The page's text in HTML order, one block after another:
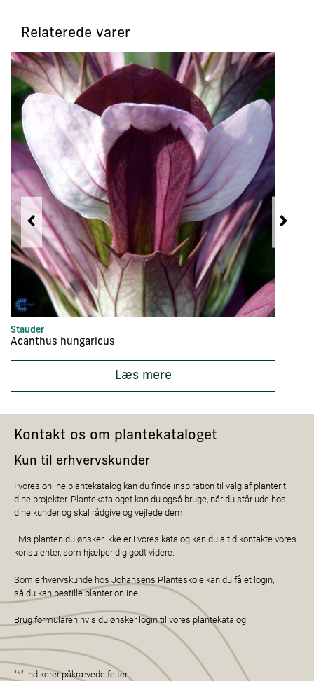
Relaterede varer
Stauder
Acanthus hungaricus
Læs mere
Kontakt os om plantekataloget
Kun til erhvervskunder
I vores online plantekatalog kan du finde inspiration til valg af planter til
dine projekter. Plantekataloget kan du også bruge, når du står ude hos
dine kunder og skal rådgive og vejlede dem.
Hvis planten du ønsker ikke er i vores katalog kan du altid kontakte vores
konsulenter, som hjælper dig godt videre.
Som erhvervskunde hos Johansens Planteskole kan du få et login,
så du kan bestille planter online.
Brug formularen hvis du ønsker login til vores plantekatalog.
"*" indikerer påkrævede felter